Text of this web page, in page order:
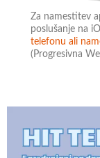
Za namestitev
poslušanje na
telefonu ali
(Progresivna